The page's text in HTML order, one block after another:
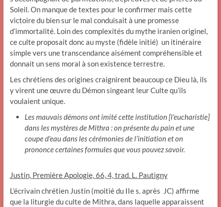
Soleil. On manque de textes pour le confirmer mais cette
victoire du bien sur le mal conduisait à une promesse
d’immortalité. Loin des complexités du mythe iranien originel,
ce culte proposait donc au myste (fidèle initié) un itinéraire
simple vers une transcendance aisément compréhensible et
donnait un sens moral à son existence terrestre.
Les chrétiens des origines craignirent beaucoup ce Dieu là, ils
y virent une œuvre du Démon singeant leur Culte qu’ils
voulaient unique.
Les mauvais démons ont imité cette institution [l’eucharistie]
dans les mystères de Mithra : on présente du pain et une
coupe d’eau dans les cérémonies de l’initiation et on
prononce certaines formules que vous pouvez savoir.
Justin, Première Apologie, 66, 4, trad. L. Pautigny
L’écrivain chrétien Justin (moitié du IIe s. après JC) affirme
que la liturgie du culte de Mithra, dans laquelle apparaissent